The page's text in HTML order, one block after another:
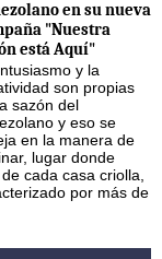
en su nueva
"Nuestra
está Aquí"
y la
son propias
sazón del
y eso se
en la manera de
lugar donde
cada casa criolla,
por más de